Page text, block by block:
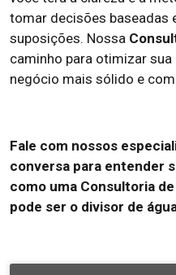
tomar decisões baseadas
suposições. Nossa
caminho para otimizar
negócio mais sólido e
Fale com nossos
conversa para entender
como uma Consultoria
pode ser o divisor de